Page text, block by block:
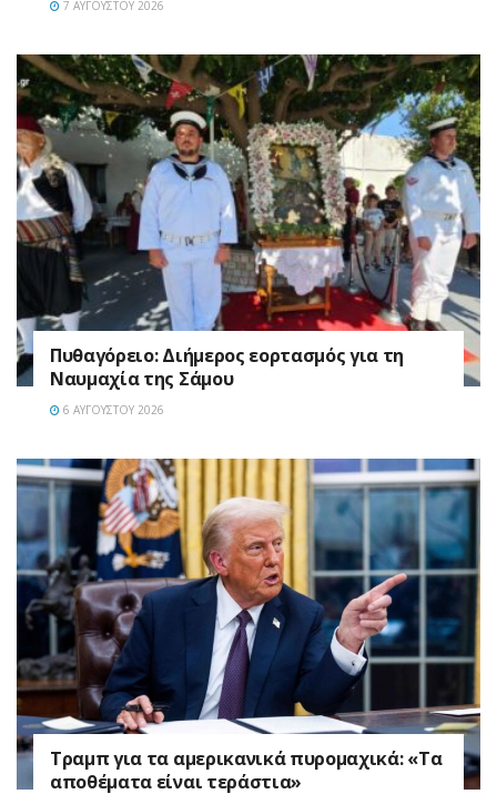
7 ΑΥΓΟΎΣΤΟΥ 2026
Πυθαγόρειο: Διήμερος εορτασμός για τη
Ναυμαχία της Σάμου
6 ΑΥΓΟΎΣΤΟΥ 2026
Τραμπ για τα αμερικανικά πυρομαχικά: «Τα
αποθέματα είναι τεράστια»